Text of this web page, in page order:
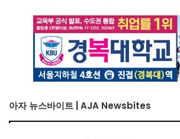
아자 뉴스바이트 | AJA Newsbites